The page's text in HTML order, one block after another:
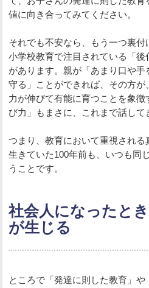
値に向き合ってみてください。
それでも不安なら、もう一つ裏付
小学校教育で注目されている「後
があります。親が「あまり口や
守る」ことができれば、その方
力が伸びて有能に育つことを象
び力」もまさに、これまで話して
つまり、教育において重視され
生きていた100年前も、いつも同
うことです。
社会人になったと
が生じる
ところで「発達に則した教育」